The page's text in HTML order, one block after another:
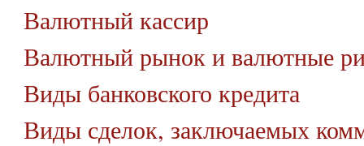
Валютный кассир
Валютный рынок и валютные
Виды банковского кредита
Виды сделок, заключаемых